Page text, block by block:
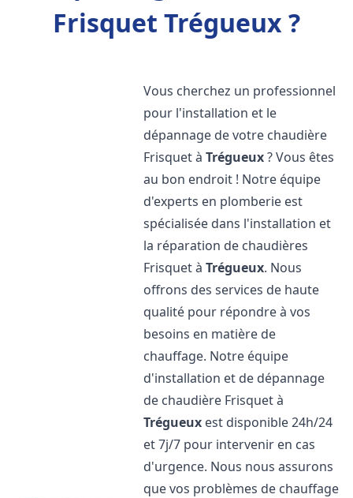
Frisquet Trégueux ?
Vous cherchez un professionnel
pour l'installation et le
dépannage de votre chaudière
Frisquet àTrégueux? Vous êtes
au bon endroit ! Notre équipe
d'experts en plomberie est
spécialisée dans l'installation et
la réparation de chaudières
Frisquet àTrégueux. Nous
offrons des services de haute
qualité pour répondre à vos
besoins en matière de
chauffage. Notre équipe
d'installation et de dépannage
de chaudière Frisquet à
Trégueux est disponible 24h/24
et 7j/7 pour intervenir en cas
d'urgence. Nous nous assurons
que vos problèmes de chauffage